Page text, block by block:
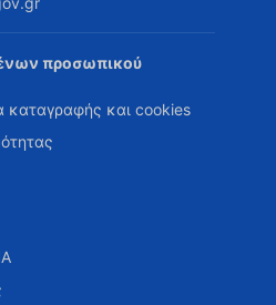
προσωπικού
καταγραφής και cookies